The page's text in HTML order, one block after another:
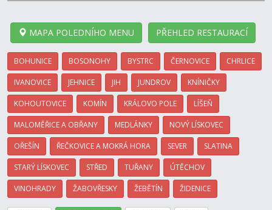
MAPA POLEDNÍHO MENU PŘEHLED RESTAURACÍ
BOHUNICE BOSONOHY BYSTRC ČERNOVICE CHRLICE
IVANOVICE JEHNICE JIH JUNDROV KNÍNIČKY
KOHOUTOVICE KOMÍN KRÁLOVO POLE LÍŠEŇ
MALOMĚŘICE A OBŘANY MEDLÁNKY NOVÝ LÍSKOVEC
OŘEŠÍN ŘEČKOVICE A MOKRÁ HORA SEVER SLATINA
STARÝ LÍSKOVEC STŘED TUŘANY ÚTĚCHOV
VINOHRADY ŽABOVŘESKY ŽEBĚTÍN ŽIDENICE